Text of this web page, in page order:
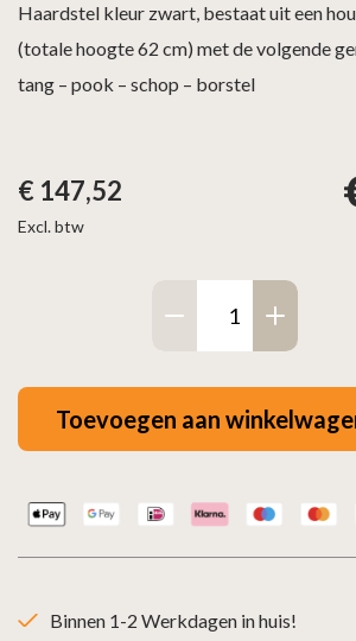
Excl. btw
€ 147,52
Haardstel kleur zwart, bestaat uit een
(totale hoogte 62 cm) met de volgende
tang – pook – schop – borstel
Toevoegen aan
Binnen 1-2 Werkdagen in huis!